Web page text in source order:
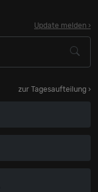
zur Tagesaufteilung ›
Update melden